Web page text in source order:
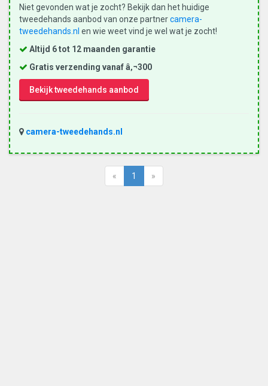
Niet gevonden wat je zocht? Bekijk dan het huidige
tweedehands aanbod van onze partnercamera-
tweedehands.nl en wie weet vind je wel wat je zocht!
Altijd 6 tot 12 maanden garantie
Gratis verzending vanaf â‚¬300
Bekijk tweedehands aanbod
camera-tweedehands.nl
« 1 »